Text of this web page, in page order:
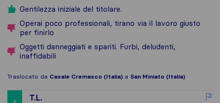
Gentilezza iniziale del titolare.
Operai poco professionali, tirano via il lavoro giusto
per finirlo
Oggetti danneggiati e spariti. Furbi, deludenti,
inaffidabili
Traslocato da Casale Cremasco (Italia) a San Miniato (Italia)
T.L.